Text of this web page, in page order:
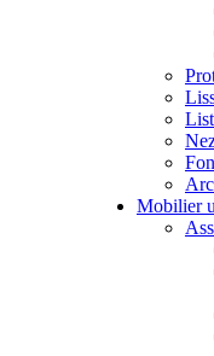
Mobilier